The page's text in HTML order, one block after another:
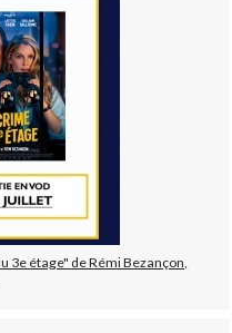
3e étage" de Rémi Bezançon,